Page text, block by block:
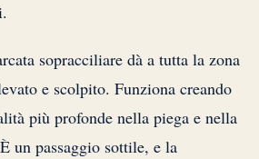
sopracciliare dà a tutta la zona
e scolpito. Funziona creando
più profonde nella piega e nella
un passaggio sottile, e la